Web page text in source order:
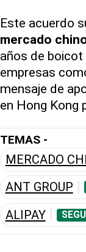
Este acuerdo
mercado
años de
empresas
mensaje de
en Hong Kong
TEMAS -
MERCADO
ANT GROUP
ALIPAY